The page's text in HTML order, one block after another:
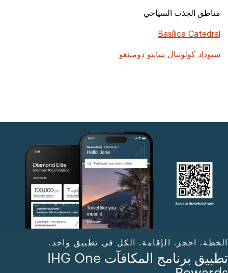
مناطق الجذب السياحي
Basílica Catedral
سيوداد كولونيال سانتو دومينغو
الخطة. احجز. الإقامة. الكل في تطبيق واحد.
تطبيق برنامج المكافآت IHG One